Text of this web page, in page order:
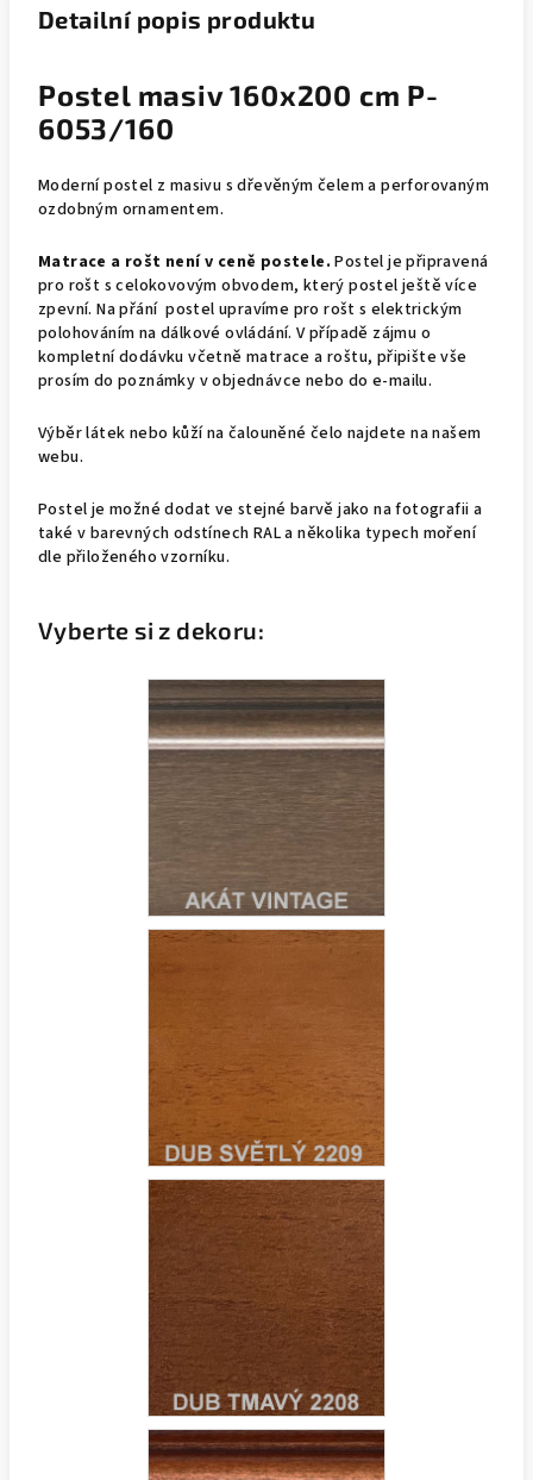
Detailní popis produktu
Postel masiv 160x200 cm P-
6053/160
Moderní postel z masivu s dřevěným čelem a perforovaným
ozdobným ornamentem.
Matrace a rošt není v ceně postele. Postel je připravená
pro rošt s celokovovým obvodem, který postel ještě více
zpevní. Na přání postel upravíme pro rošt s elektrickým
polohováním na dálkové ovládání. V případě zájmu o
kompletní dodávku včetně matrace a roštu, připište vše
prosím do poznámky v objednávce nebo do e-mailu.
Výběr látek nebo kůží na čalouněné čelo najdete na našem
webu.
Postel je možné dodat ve stejné barvě jako na fotografii a
také v barevných odstínech RAL a několika typech moření
dle přiloženého vzorníku.
Vyberte si z dekoru: